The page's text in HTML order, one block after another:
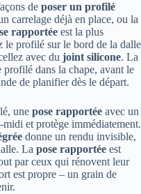
de poser un profilé
carrelage déjà en place, ou la
rapportée est la plus
le profilé sur le bord de la dalle
avec du joint silicone. La
dans la chape, avant le
de planifier dès le départ.
une pose rapportée avec un
midi et protège immédiatement.
donne un rendu invisible,
La pose rapportée est
par ceux qui rénovent leur
est propre – un grain de